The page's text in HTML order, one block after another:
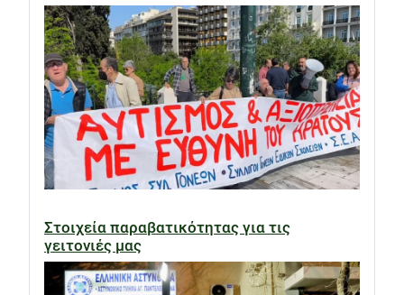
Στοιχεία παραβατικότητας για τις
γειτονιές μας